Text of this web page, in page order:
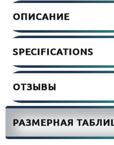
ОПИСАНИЕ
SPECIFICATIONS
ОТЗЫВЫ
РАЗМЕРНАЯ